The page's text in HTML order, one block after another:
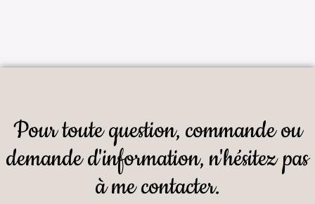
Pour toute question, commande ou
demande d'information, n'hésitez pas
à me contacter.